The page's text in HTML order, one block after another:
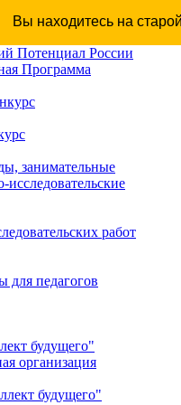
Вы находитесь на
Потенциал России
Программа
занимательные
работ
педагогов
будущего"
организация
будущего"